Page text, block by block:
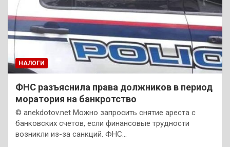
НАЛОГИ
ФНС разъяснила права должников в период
моратория на банкротство
© anekdotov.net Можно запросить снятие ареста с
банковских счетов, если финансовые трудности
возникли из-за санкций. ФНС…